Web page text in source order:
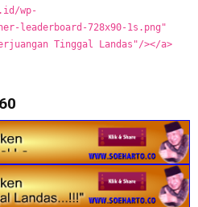
wp-
leaderboard-728x90-1s.png"
Tinggal Landas"/></a>